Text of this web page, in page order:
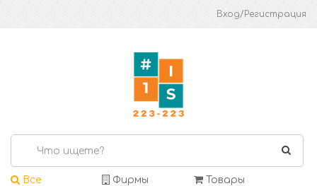
Вход/Регистрация
Все Фирмы
Товары